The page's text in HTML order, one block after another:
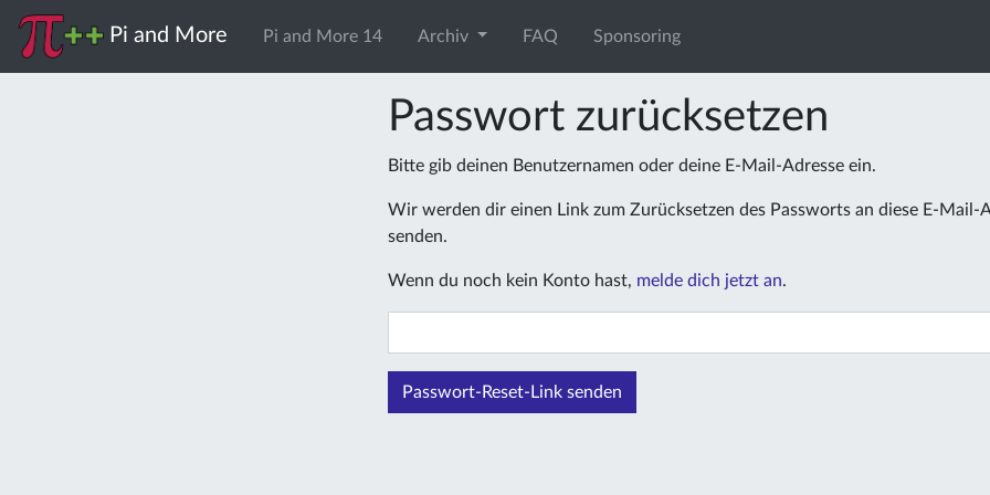
Pi and More Pi and More 14 Archiv FAQ Sponsoring
Passwort zurücksetzen
Bitte gib deinen Benutzernamen oder deine E-Mail-Adresse ein.
Wir werden dir einen Link zum Zurücksetzen des Passworts an diese E-Mail-
senden.
Wenn du noch kein Konto hast, melde dich jetzt an.